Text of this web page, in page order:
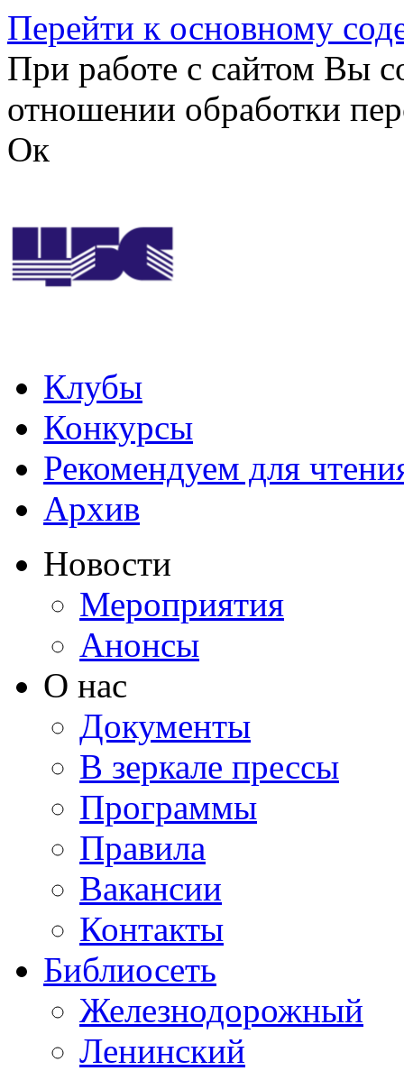
Перейти к основному
При работе с сайтом Вы
отношении обработки
Ок
Клубы
Конкурсы
Рекомендуем для
Архив
Новости
Мероприятия
Анонсы
О нас
Документы
В зеркале прессы
Программы
Правила
Вакансии
Контакты
Библиосеть
Железнодорожный
Ленинский